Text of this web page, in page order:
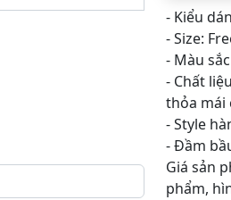
- Kiểu
- Size:
- Màu
- Chất
thỏa mái
- Style
- Đầm
Giá sản
phẩm,